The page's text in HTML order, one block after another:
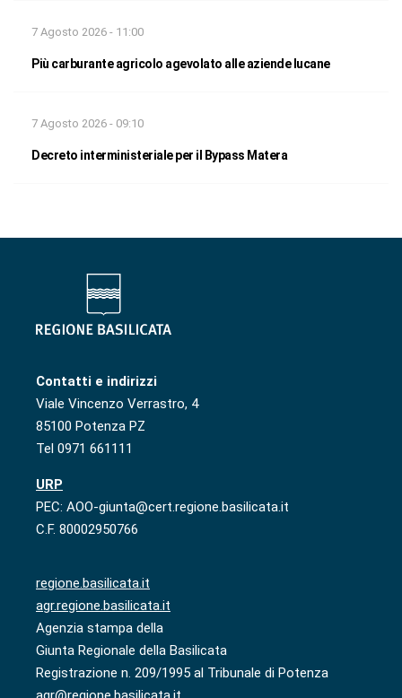
7 Agosto 2026 - 11:00
Più carburante agricolo agevolato alle aziende lucane
7 Agosto 2026 - 09:10
Decreto interministeriale per il Bypass Matera
Contatti e indirizzi
Viale Vincenzo Verrastro, 4
85100 Potenza PZ
Tel 0971 661111
URP
PEC: AOO-giunta@cert.regione.basilicata.it
C.F. 80002950766
regione.basilicata.it
agr.regione.basilicata.it
Agenzia stampa della
Giunta Regionale della Basilicata
Registrazione n. 209/1995 al Tribunale di Potenza